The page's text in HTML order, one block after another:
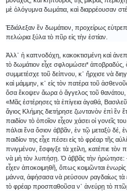
μὲ ὁλόγυμνα δωμάτια, καὶ διαρρέουσαν
Ἐδιάλεξαν ἓν δωμάτιον, προχείρως
πελώρια ξύλα τὸ πῦρ εἰς τὴν ἑστίαν.
Ἀλλ᾿ ἡ καπνοδόχη, κακοκτισμένη καὶ
τὸ δωμάτιον εἶχε σφλομώσει* ἀποβραδύς,
συμμετέσχε τοῦ δείπνου, κ᾿ ἤρχισε νὰ
καὶ μάμμην, κ᾿ εἰς τὸν πατέρα τοῦ
ὅσα ἔκοψεν ἄωρα ὁ ἄγγελος τοῦ θανάτου,
«Μᾶς ἐστέρησες τὰ ἐπίγεια ἀγαθά,
ἅγιος Κλήμης διετήρησε ζωντανὸν ἐπὶ ἓν
παιδίον τὸ ὁποῖον εἶχον χάσει οἱ γονεῖς
πάλαι ἕνα ὅσιον ἀββᾶν, ἐν τῷ μεταξὺ δέ,
παιδίον της εἶχε πέσει εἰς τὸ φρέαρ τῆς
πνιγμένον, ἔσφιγξε τὰ χείλη, κατέπιε τὸν
νὰ μὴ τὸν λυπήσῃ. Ὁ ἀββᾶς τὴν ἠρώτησε:
εἶχεν ἀποκοιμηθῆ, ὅπως κοιμῶνται
μάννα, ἀφήσασα νὰ ρεύσουν ραγδαίως τὰ
τὸ φρέαρ προσπαθοῦσα ν᾿ ἀνεύρῃ τὸ